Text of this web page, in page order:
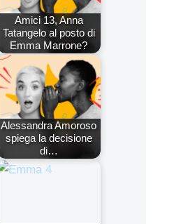
Amici 13, Anna
Tatangelo al posto di
Emma Marrone?
Alessandra Amoroso
spiega la decisione
di…